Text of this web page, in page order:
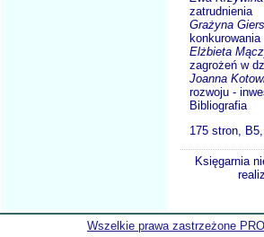
zatrudnienia
Grażyna
Elżbieta
zagrożeń w
Joanna
rozwoju -
Bibliografia
175 stron,
Księgarnia
Wszelkie prawa zastrzeżone